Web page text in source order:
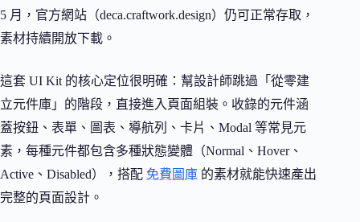
5 月，官方網站（deca.craftwork.design）仍可正常存取，
素材持續開放下載。
這套 UI Kit 的核心定位很明確：幫設計師跳過「從零建
立元件庫」的階段，直接進入頁面組裝。收錄的元件涵
蓋按鈕、表單、圖表、導航列、卡片、Modal 等常見元
素，每種元件都包含多種狀態變體（Normal、Hover、
Active、Disabled），搭配 免費圖庫 的素材就能快速產出
完整的頁面設計。